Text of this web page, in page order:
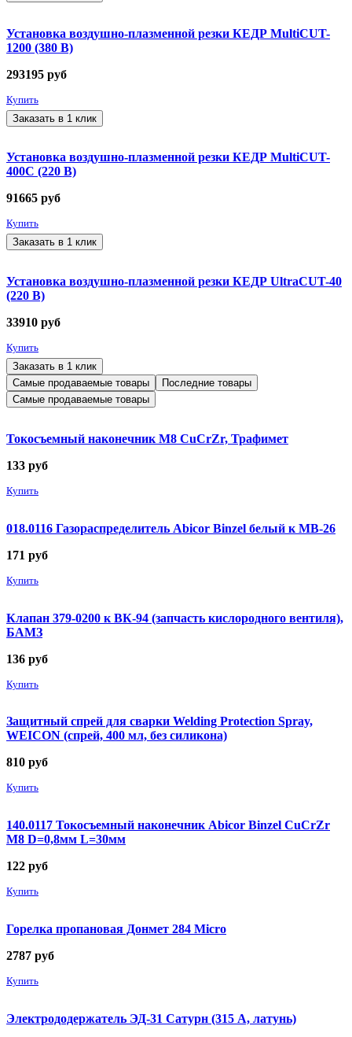
Установка воздушно-плазменной резки КЕДР MultiCUT-
1200 (380 В)
293195 руб
Купить
Заказать в 1 клик
Установка воздушно-плазменной резки КЕДР MultiCUT-
400C (220 В)
91665 руб
Купить
Заказать в 1 клик
Установка воздушно-плазменной резки КЕДР UltraCUT-40
(220 В)
33910 руб
Купить
Заказать в 1 клик
Самые продаваемые товары
Последние товары
Самые продаваемые товары
Токосъемный наконечник М8 CuCrZr, Трафимет
133 руб
Купить
018.0116 Газораспределитель Abicor Binzel белый к MB-26
171 руб
Купить
Клапан 379-0200 к ВК-94 (запчасть кислородного вентиля),
БАМЗ
136 руб
Купить
Защитный спрей для сварки Welding Protection Spray,
WEICON (спрей, 400 мл, без силикона)
810 руб
Купить
140.0117 Токосъемный наконечник Abicor Binzel CuCrZr
М8 D=0,8мм L=30мм
122 руб
Купить
Горелка пропановая Донмет 284 Micro
2787 руб
Купить
Электрододержатель ЭД-31 Сатурн (315 А, латунь)